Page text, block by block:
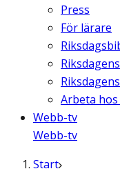
Press
För lärare
Arbeta hos
Webb-tv
Webb-tv
Start